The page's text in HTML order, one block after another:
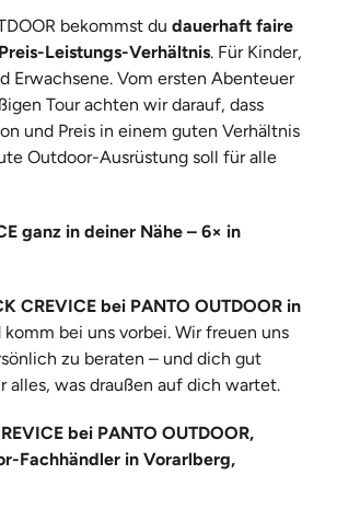
bekommst du dauerhaft faire
Leistungs-Verhältnis. Für Kinder,
Erwachsene. Vom ersten Abenteuer
Tour achten wir darauf, dass
und Preis in einem guten Verhältnis
Outdoor-Ausrüstung soll für alle
ganz in deiner Nähe – 6× in
CREVICEbei PANTO OUTDOOR in
komm bei uns vorbei. Wir freuen uns
zu beraten – und dich gut
alles, was draußen auf dich wartet.
bei PANTO OUTDOOR,
Fachhändler in Vorarlberg,